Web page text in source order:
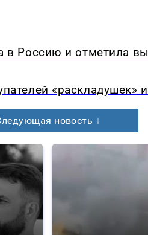
в Россию и отметила
«раскладушек»
новость ↓